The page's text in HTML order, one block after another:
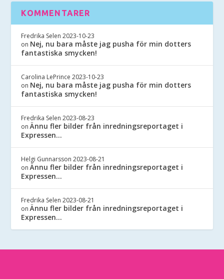
KOMMENTARER
Fredrika Selen 2023-10-23
on Nej, nu bara måste jag pusha för min dotters
fantastiska smycken!
Carolina LePrince 2023-10-23
on Nej, nu bara måste jag pusha för min dotters
fantastiska smycken!
Fredrika Selen 2023-08-23
onÄnnu fler bilder från inredningsreportaget i
Expressen…
Helgi Gunnarsson 2023-08-21
onÄnnu fler bilder från inredningsreportaget i
Expressen…
Fredrika Selen 2023-08-21
onÄnnu fler bilder från inredningsreportaget i
Expressen…